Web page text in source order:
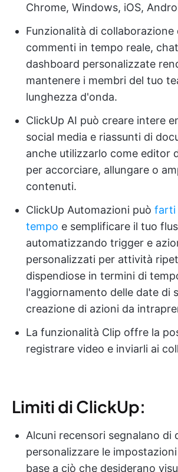
Chrome, Windows, iOS,
Funzionalità di collaborazione
commenti in tempo reale,
dashboard personalizzate
mantenere i membri del tuo
lunghezza d'onda.
ClickUp AI può creare intere
social media e riassunti di
anche utilizzarlo come editor
per accorciare, allungare o
contenuti.
ClickUp Automazioni può farti
tempo e semplificare il tuo
automatizzando trigger e
personalizzati per attività
dispendiose in termini di
l'aggiornamento delle date di
creazione di azioni da
La funzionalità Clip offre la
registrare video e inviarli ai
Limiti di ClickUp:
Alcuni recensori segnalano di
personalizzare le
base a ciò che desiderano